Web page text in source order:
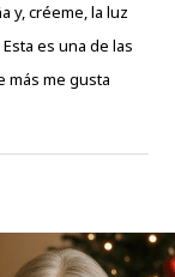
y, créeme, la luz
es una de las
más me gusta